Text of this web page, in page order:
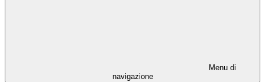
Menu di
navigazione